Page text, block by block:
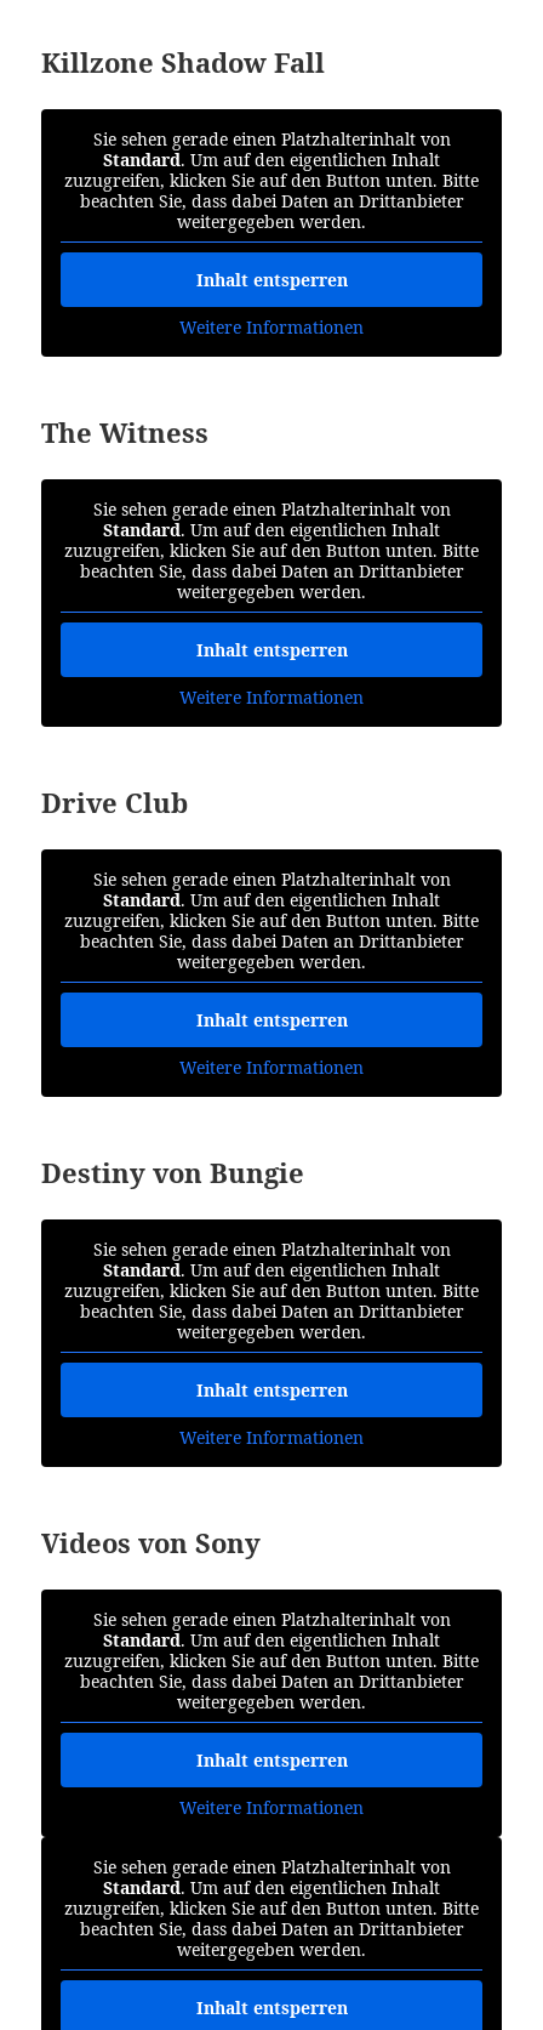
Killzone Shadow Fall
Sie sehen gerade einen Platzhalterinhalt von
Standard. Um auf den eigentlichen Inhalt
zuzugreifen, klicken Sie auf den Button unten. Bitte
beachten Sie, dass dabei Daten an Drittanbieter
weitergegeben werden.
Inhalt entsperren
Weitere Informationen
The Witness
Sie sehen gerade einen Platzhalterinhalt von
Standard. Um auf den eigentlichen Inhalt
zuzugreifen, klicken Sie auf den Button unten. Bitte
beachten Sie, dass dabei Daten an Drittanbieter
weitergegeben werden.
Inhalt entsperren
Weitere Informationen
Drive Club
Sie sehen gerade einen Platzhalterinhalt von
Standard. Um auf den eigentlichen Inhalt
zuzugreifen, klicken Sie auf den Button unten. Bitte
beachten Sie, dass dabei Daten an Drittanbieter
weitergegeben werden.
Inhalt entsperren
Weitere Informationen
Destiny von Bungie
Sie sehen gerade einen Platzhalterinhalt von
Standard. Um auf den eigentlichen Inhalt
zuzugreifen, klicken Sie auf den Button unten. Bitte
beachten Sie, dass dabei Daten an Drittanbieter
weitergegeben werden.
Inhalt entsperren
Weitere Informationen
Videos von Sony
Sie sehen gerade einen Platzhalterinhalt von
Standard. Um auf den eigentlichen Inhalt
zuzugreifen, klicken Sie auf den Button unten. Bitte
beachten Sie, dass dabei Daten an Drittanbieter
weitergegeben werden.
Inhalt entsperren
Weitere Informationen
Sie sehen gerade einen Platzhalterinhalt von
Standard. Um auf den eigentlichen Inhalt
zuzugreifen, klicken Sie auf den Button unten. Bitte
beachten Sie, dass dabei Daten an Drittanbieter
weitergegeben werden.
Inhalt entsperren